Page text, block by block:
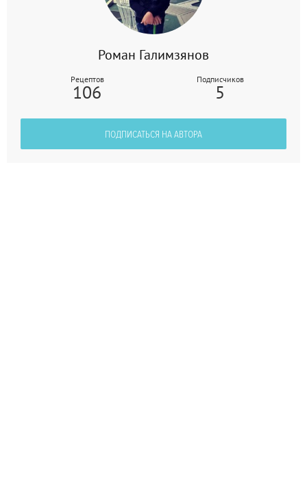
Роман Галимзянов
Рецептов
106
Подписчиков
5
ПОДПИСАТЬСЯ НА АВТОРА